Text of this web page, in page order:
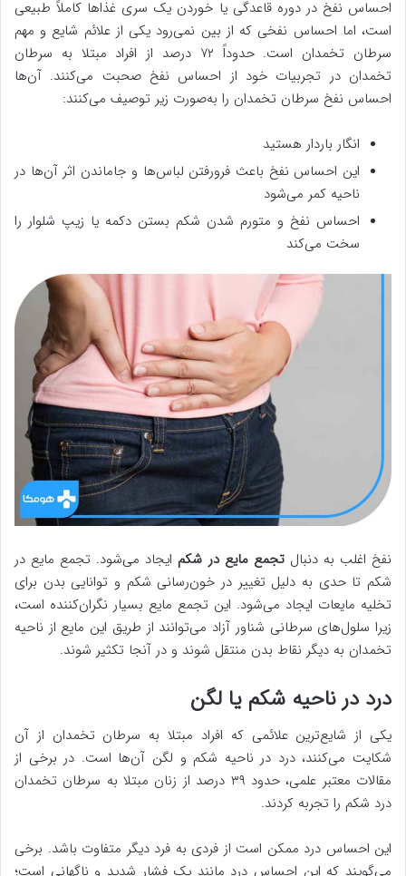
احساس نفخ در دوره قاعدگی یا خوردن یک سری غذاها کاملاً طبیعی
است، اما احساس نفخی که از بین نمی‌رود یکی از علائم شایع و مهم
سرطان تخمدان است. حدوداً ۷۲ درصد از افراد مبتلا به سرطان
تخمدان در تجربیات خود از احساس نفخ صحبت می‌کنند. آن‌ها
احساس نفخ سرطان تخمدان را به‌صورت زیر توصیف می‌کنند:
انگار باردار هستید
این احساس نفخ باعث فرورفتن لباس‌ها و جاماندن اثر آن‌ها در
ناحیه کمر می‌شود
احساس نفخ و متورم شدن شکم بستن دکمه یا زیپ شلوار را
سخت می‌کند
نفخ اغلب به دنبال تجمع مایع در شکمایجاد می‌شود. تجمع مایع در
شکم تا حدی به دلیل تغییر در خون‌رسانی شکم و توانایی بدن برای
تخلیه مایعات ایجاد می‌شود. این تجمع مایع بسیار نگران‌کننده است،
زیرا سلول‌های سرطانی شناور آزاد می‌توانند از طریق این مایع از ناحیه
تخمدان به دیگر نقاط بدن منتقل شوند و در آنجا تکثیر شوند.
درد در ناحیه شکم یا لگن
یکی از شایع‌ترین علائمی که افراد مبتلا به سرطان تخمدان از آن
شکایت می‌کنند، درد در ناحیه شکم و لگن آن‌ها است. در برخی از
مقالات معتبر علمی، حدود ۳۹ درصد از زنان مبتلا به سرطان تخمدان
درد شکم را تجربه کردند.
این احساس درد ممکن است از فردی به فرد دیگر متفاوت باشد. برخی
می‌گویند که این احساس درد مانند یک فشار شدید و ناگهانی است؛